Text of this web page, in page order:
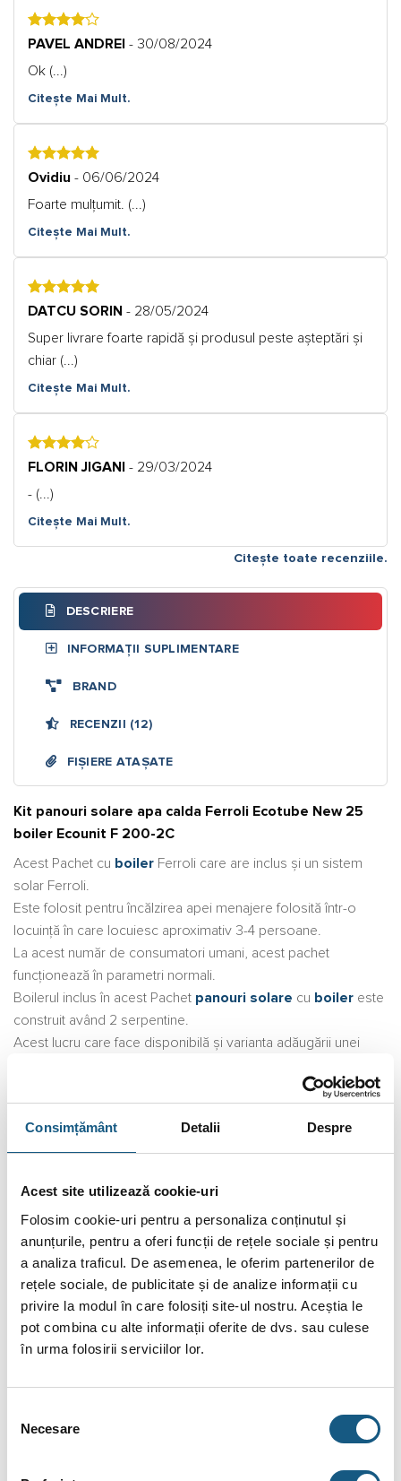
Consimțământ Detalii Despre
Acest site utilizează cookie-uri
Folosim cookie-uri pentru a personaliza conținutul și
anunțurile, pentru a oferi funcții de rețele sociale și pentru
a analiza traficul. De asemenea, le oferim partenerilor de
rețele sociale, de publicitate și de analize informații cu
privire la modul în care folosiți site-ul nostru. Aceștia le
pot combina cu alte informații oferite de dvs. sau culese
în urma folosirii serviciilor lor.
consimțământului
Necesare
4PAVEL ANDREI - 30/08/2024
Ok (...)
Citește Mai Mult.
5
Ovidiu - 06/06/2024
Foarte mulțumit. (...)
Citește Mai Mult.
5DATCU SORIN - 28/05/2024
Super livrare foarte rapidă și produsul peste așteptări și
chiar (...)
Citește Mai Mult.
4FLORIN JIGANI
- 29/03/2024
- (...)
Citește Mai Mult.
Citește toate recenziile.
DESCRIERE
INFORMAȚII SUPLIMENTARE
BRAND
RECENZII (12)
FIȘIERE ATAȘATE
Kit panouri solare apa calda Ferroli Ecotube New 25
boiler Ecounit F 200-2C
Acest Pachet cu boiler Ferroli care are inclus și un sistem
solar Ferroli.
Este folosit pentru încălzirea apei menajere folosită într-o
locuință în care locuiesc aproximativ 3-4 persoane.
La acest număr de consumatori umani, acest pachet
funcționează în parametri normali.
Boilerul inclus în acest Pachet panouri solare cu boiler este
construit având 2 serpentine.
Acest lucru care face disponibilă și varianta adăugării unei
Acest lucru se întâmplă de obicei când sistemul solar nu
De asemeni când nu există suficientă radiație solară pentru a
atinge temperatura medie de 60 de grade Celsius.
Caracteristici și specificații tehnice
Kit-ul cupanouri solareapa calda Ferroli Ecotube New 25
boilerEcounit F 200-2Ccomandat din magazinul nostru
include un Sistem solar Ferroli, un colector solar cu 25 de
tuburi vidate.
Suporți pentru montaj care se adaptează ușor la orice
acoperiș, deci întreg sistemul poate fi montat paralel cu
sistem solar.
panouri solare